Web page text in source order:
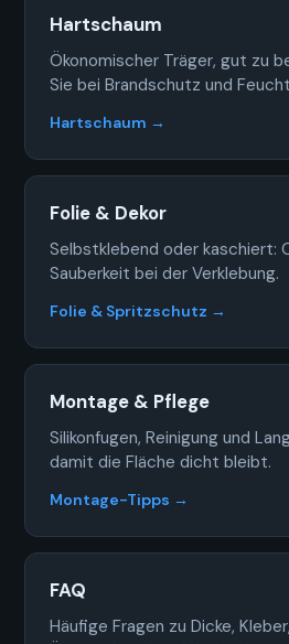
Hartschaum
Ökonomischer Träger, gut zu
Sie bei Brandschutz und
Hartschaum →
Folie & Dekor
Selbstklebend oder kaschiert:
Sauberkeit bei der Verklebung.
Folie & Spritzschutz →
Montage & Pflege
Silikonfugen, Reinigung und
damit die Fläche dicht bleibt.
Montage-Tipps →
FAQ
Häufige Fragen zu Dicke,